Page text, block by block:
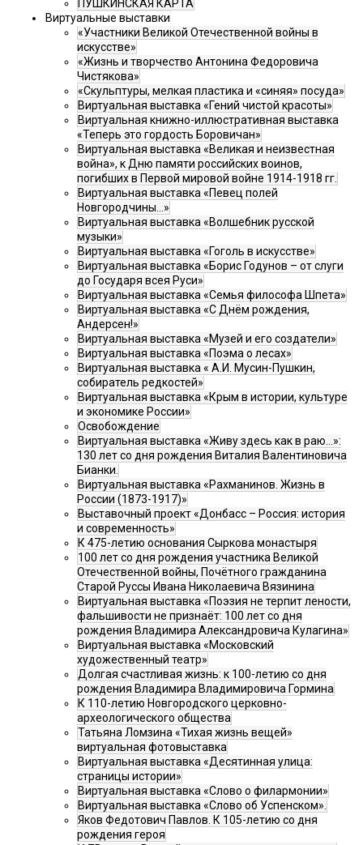
ПУШКИНСКАЯ КАРТА
Виртуальные выставки
«Участники Великой Отечественной войны в
искусстве»
«Жизнь и творчество Антонина Федоровича
Чистякова»
«Скульптуры, мелкая пластика и «синяя» посуда»
Виртуальная выставка «Гений чистой красоты»
Виртуальная книжно-иллюстративная выставка
«Теперь это гордость Боровичан»
Виртуальная выставка «Великая и неизвестная
война», к Дню памяти российских воинов,
погибших в Первой мировой войне 1914-1918 гг.
Виртуальная выставка «Певец полей
Новгородчины…»
Виртуальная выставка «Волшебник русской
музыки»
Виртуальная выставка «Гоголь в искусстве»
Виртуальная выставка «Борис Годунов – от слуги
до Государя всея Руси»
Виртуальная выставка «Семья философа Шпета»
Виртуальная выставка «С Днём рождения,
Андерсен!»
Виртуальная выставка «Музей и его создатели»
Виртуальная выставка «Поэма о лесах»
Виртуальная выставка « А.И. Мусин-Пушкин,
собиратель редкостей»
Виртуальная выставка «Крым в истории, культуре
и экономике России»
Освобождение
Виртуальная выставка «Живу здесь как в раю…»:
130 лет со дня рождения Виталия Валентиновича
Бианки.
Виртуальная выставка «Рахманинов. Жизнь в
России (1873-1917)»
Выставочный проект «Донбасс – Россия: история
и современность»
К 475-летию основания Сыркова монастыря
100 лет со дня рождения участника Великой
Отечественной войны, Почётного гражданина
Старой Руссы Ивана Николаевича Вязинина
Виртуальная выставка «Поэзия не терпит лености,
фальшивости не признаёт: 100 лет со дня
рождения Владимира Александровича Кулагина»
Виртуальная выставка «Московский
художественный театр»
Долгая счастливая жизнь: к 100-летию со дня
рождения Владимира Владимировича Гормина
К 110-летию Новгородского церковно-
археологического общества
Татьяна Ломзина «Тихая жизнь вещей»
виртуальная фотовыставка
Виртуальная выставка «Десятинная улица:
страницы истории»
Виртуальная выставка «Слово о филармонии»
Виртуальная выставка «Слово об Успенском».
Яков Федотович Павлов. К 105-летию со дня
рождения героя